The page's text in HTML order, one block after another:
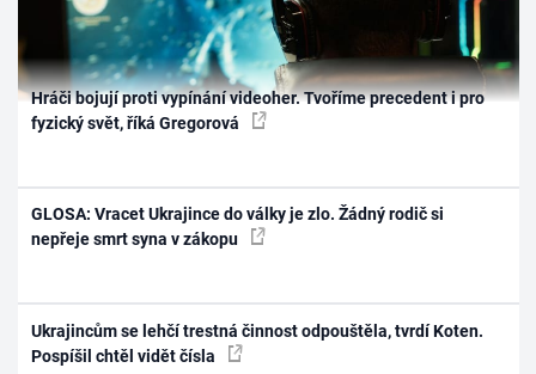
Hráči bojují proti vypínání videoher. Tvoříme precedent i pro
fyzický svět, říká Gregorová
GLOSA: Vracet Ukrajince do války je zlo. Žádný rodič si
nepřeje smrt syna v zákopu
Ukrajincům se lehčí trestná činnost odpouštěla, tvrdí Koten.
Pospíšil chtěl vidět čísla